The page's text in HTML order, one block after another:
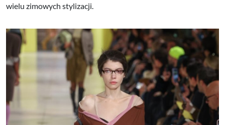
wielu zimowych stylizacji.